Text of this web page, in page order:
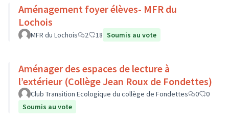
Aménagement foyer élèves- MFR du
Lochois
MFR du Lochois 2 18 Soumis au vote
Aménager des espaces de lecture à
l’extérieur (Collège Jean Roux de Fondettes)
Club Transition Ecologique du collège de Fondettes 0
0
Soumis au vote